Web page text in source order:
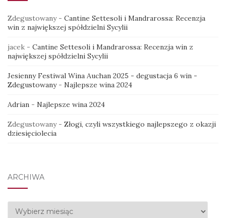
Zdegustowany- Cantine Settesoli i Mandrarossa: Recenzja
win z największej spółdzielni Sycylii
jacek - Cantine Settesoli i Mandrarossa: Recenzja win z
największej spółdzielni Sycylii
Jesienny Festiwal Wina Auchan 2025 - degustacja 6 win -
Zdegustowany- Najlepsze wina 2024
Adrian - Najlepsze wina 2024
Zdegustowany- Złogi, czyli wszystkiego najlepszego z okazji
dziesięciolecia
ARCHIWA
Archiwa